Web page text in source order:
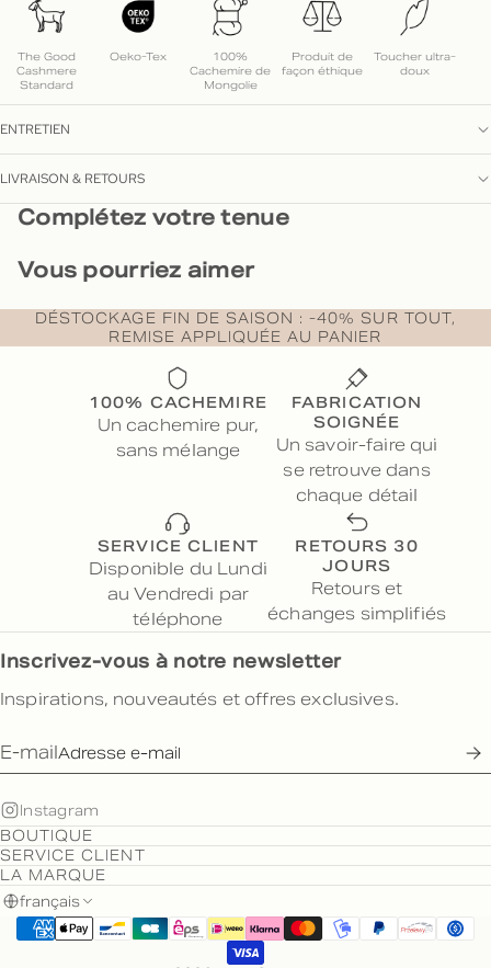
The Good
Cashmere
Standard
Oeko-Tex
100%
Cachemire de
Mongolie
Produit de
façon éthique
Toucher ultra-
doux
ENTRETIEN
LIVRAISON & RETOURS
Complétez votre tenue
Vous pourriez aimer
DÉSTOCKAGE FIN DE SAISON : -40% SUR TOUT,
REMISE APPLIQUÉE AU PANIER
100% CACHEMIRE
Un cachemire pur,
sans mélange
FABRICATION
SOIGNÉE
Un savoir-faire qui
se retrouve dans
chaque détail
SERVICE CLIENT
Disponible du Lundi
au Vendredi par
téléphone
RETOURS 30
JOURS
Retours et
échanges simplifiés
Inscrivez-vous à notre newsletter
Inspirations, nouveautés et offres exclusives.
E-mail
Instagram
BOUTIQUE
SERVICE CLIENT
LA MARQUE
français